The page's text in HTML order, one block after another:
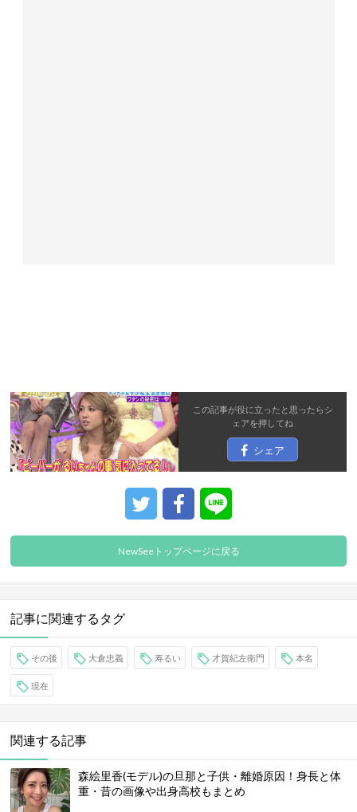
この記事が役に立ったと思ったら シ
ェアを押してね
シェア
NewSeeトップページに戻る
記事に関連するタグ
その後 大倉忠義 寿るい 才賀紀左衛門 本名
現在
関連する記事
森絵里香(モデル)の旦那と子供・離婚原因！身長と体
重・昔の画像や出身高校もまとめ